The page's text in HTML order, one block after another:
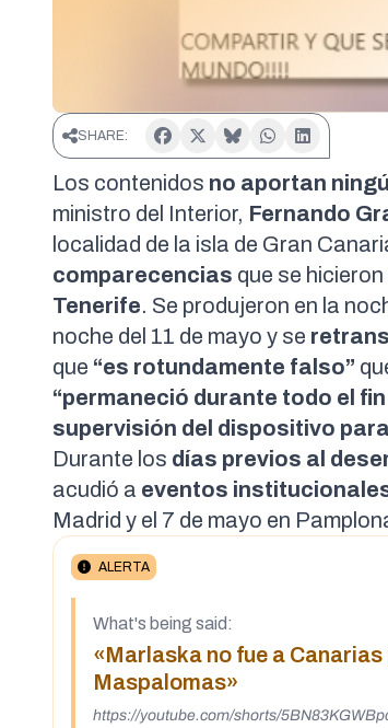
SHARE:
Los contenidos no aportan
ministro del Interior, Fernando
localidad de la isla de Gran
comparecencias que se
Tenerife. Se produjeron en la
noche del 11 de mayo y se
que “es rotundamente falso”
“permaneció durante todo el
supervisión del dispositivo
Durante los días previos al
acudió a eventos
Madrid y el 7 de mayo en
ALERTA
What's being said:
«Marlaska no fue a
Maspalomas»
https://youtube.com/shorts/